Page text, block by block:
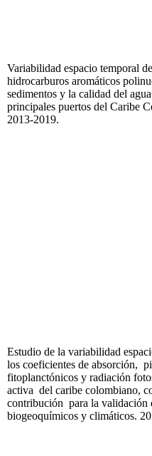
Variabilidad espacio temporal
hidrocarburos aromáticos
sedimentos y la calidad del
principales puertos del Caribe
2013-2019.
Estudio de la variabilidad
los coeficientes de absorción,
fitoplanctónicos y radiación
activa del caribe colombiano,
contribución para la validación
biogeoquímicos y climáticos.